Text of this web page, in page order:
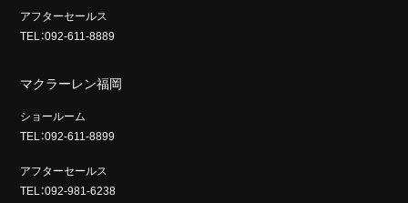
アフターセールス
TEL：092-611-8889
マクラーレン福岡
ショールーム
TEL：092-611-8899
アフターセールス
TEL：092-981-6238